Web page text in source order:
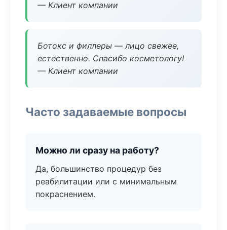
— Клиент компании
Ботокс и филлеры — лицо свежее,
естественно. Спасибо косметологу!
— Клиент компании
Часто задаваемые вопросы
Можно ли сразу на работу?
Да, большинство процедур без
реабилитации или с минимальным
покраснением.